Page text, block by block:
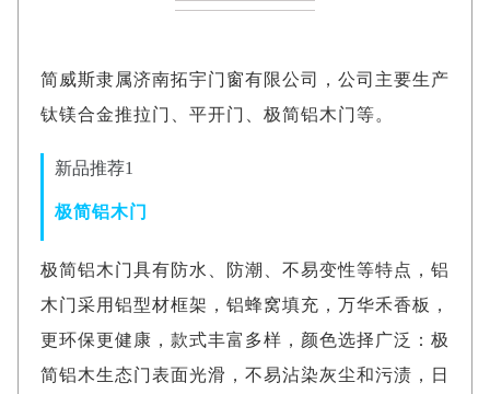
简威斯隶属济南拓宇门窗有限公司，公司主要生产
钛镁合金推拉门、平开门、极简铝木门等。
新品推荐1
极简铝木门
极简铝木门具有防水、防潮、不易变性等特点，铝
木门采用铝型材框架，铝蜂窝填充，万华禾香板，
更环保更健康，款式丰富多样，颜色选择广泛：极
简铝木生态门表面光滑，不易沾染灰尘和污渍，日